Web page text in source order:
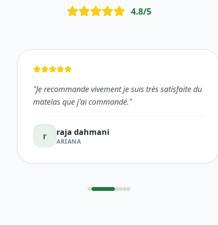
4.8/5
Je recommande vivement je suis très satisfaite du
matelas que j'ai commandé."
raja dahmani
ARIANA